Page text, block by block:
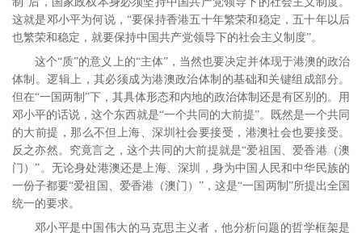
这就是邓小平为何说，“要保持香港五十年繁荣和稳定，五十年以后
也繁荣和稳定，就要保持中国共产党领导下的社会主义制度”。
这个“质”的意义上的“主体”，当然也要决定并体现于港澳的政治
体制。逻辑上，其必须成为港澳政治体制的基础和关键组成部分。
但在“一国两制”下，其具体形态和内地的政治体制还是有区别的。用
邓小平的话说，这个东西就是“一个共同的大前提”。
既然是一个共同
的大前提，那么不但上海、深圳社会要接受，港澳社会也要接受。
反之亦然。究竟言之，这个共同的大前提就是“爱祖国、爱香港（澳
门）”。 无论身处港澳还是上海、深圳，身为中国人民和中华民族的
一份子都要“爱祖国、爱香港（澳门）”，这是“一国两制”所提出全国
统一的要求。
邓小平是中国伟大的马克思主义者，他分析问题的哲学框架是